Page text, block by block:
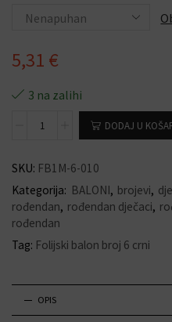
5,31 €
3 na zalihi
DODAJ U
SKU: FB1M-6-010
Kategorija: BALONI, brojevi,
rođendan, rođendan dječaci,
rođendan
Tag: Folijski balon broj 6 crni
OPIS